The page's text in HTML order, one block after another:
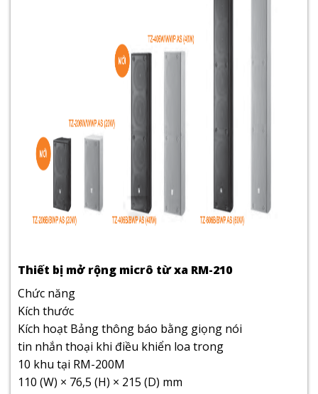
Thiết bị mở rộng micrô từ xa RM-210
Chức năng
Kích thước
Kích hoạt Bảng thông báo bằng giọng nói
tin nhắn thoại khi điều khiển loa trong
10 khu tại RM-200M
110 (W) × 76,5 (H) × 215 (D) mm